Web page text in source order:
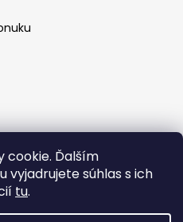
cookie. Ďalším
súhlas s ich
tu.